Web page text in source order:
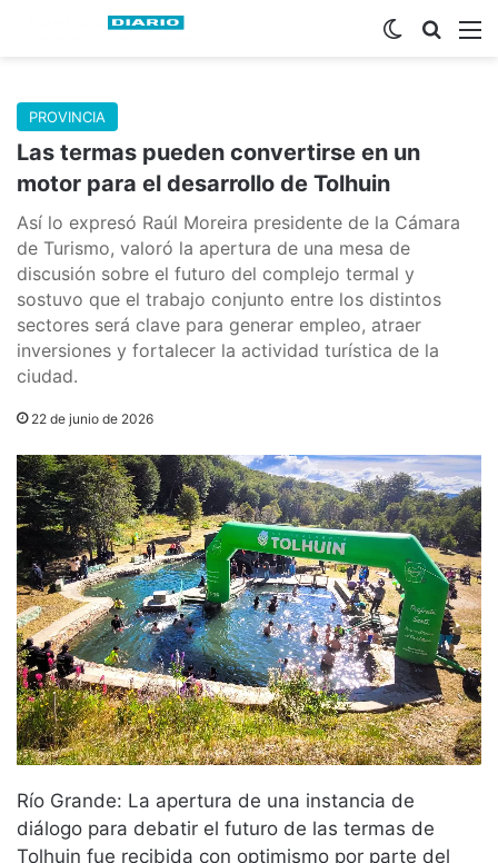
Buscar
Switch skin
PROVINCIA
Las termas pueden convertirse en un
motor para el desarrollo de Tolhuin
Así lo expresó Raúl Moreira presidente de la Cámara
de Turismo, valoró la apertura de una mesa de
discusión sobre el futuro del complejo termal y
sostuvo que el trabajo conjunto entre los distintos
sectores será clave para generar empleo, atraer
inversiones y fortalecer la actividad turística de la
ciudad.
22 de junio de 2026
Río Grande: La apertura de una instancia de
diálogo para debatir el futuro de las termas de
Tolhuin fue recibida con optimismo por parte del